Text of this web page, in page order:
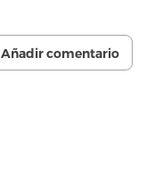
Añadir comentario